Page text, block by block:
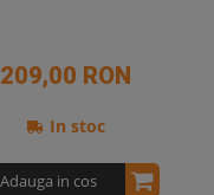
209,00 RON
In stoc
Adauga in cos